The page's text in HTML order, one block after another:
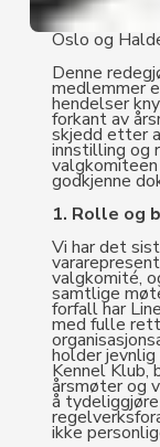
Oslo og
Denne
medlemmer
hendelser
forkant av
skjedd etter
innstilling og
godkjenne
1. Rolle og
Vi har det
valgkomité,
samtlige
forfall har
med fulle
holder
Kennel Klub,
årsmøter og
å
ikke